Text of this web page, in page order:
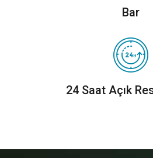
Bar
24 Saat Açık